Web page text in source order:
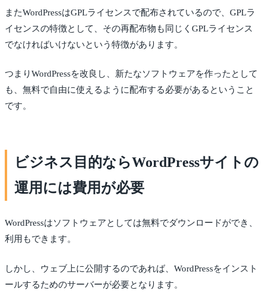
またWordPressはGPLライセンスで配布されているので、GPLラ
イセンスの特徴として、その再配布物も同じくGPLライセンス
でなければいけないという特徴があります。
つまりWordPressを改良し、新たなソフトウェアを作ったとして
も、無料で自由に使えるように配布する必要があるということ
です。
ビジネス目的ならWordPressサイトの
運用には費用が必要
WordPressはソフトウェアとしては無料でダウンロードができ、
利用もできます。
しかし、ウェブ上に公開するのであれば、WordPressをインスト
ールするためのサーバーが必要となります。